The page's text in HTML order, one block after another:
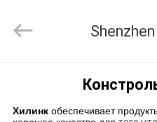
Technology
Co.,Ltd..
Хилинкобеспечивает